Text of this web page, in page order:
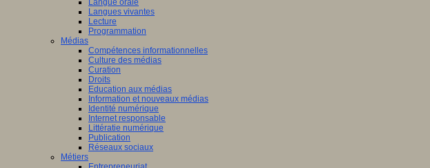
Langue orale
Langues vivantes
Lecture
Programmation
Médias
Compétences informationnelles
Culture des médias
Curation
Droits
Education aux médias
Information et nouveaux médias
Identité numérique
Internet responsable
Littératie numérique
Publication
Réseaux sociaux
Métiers